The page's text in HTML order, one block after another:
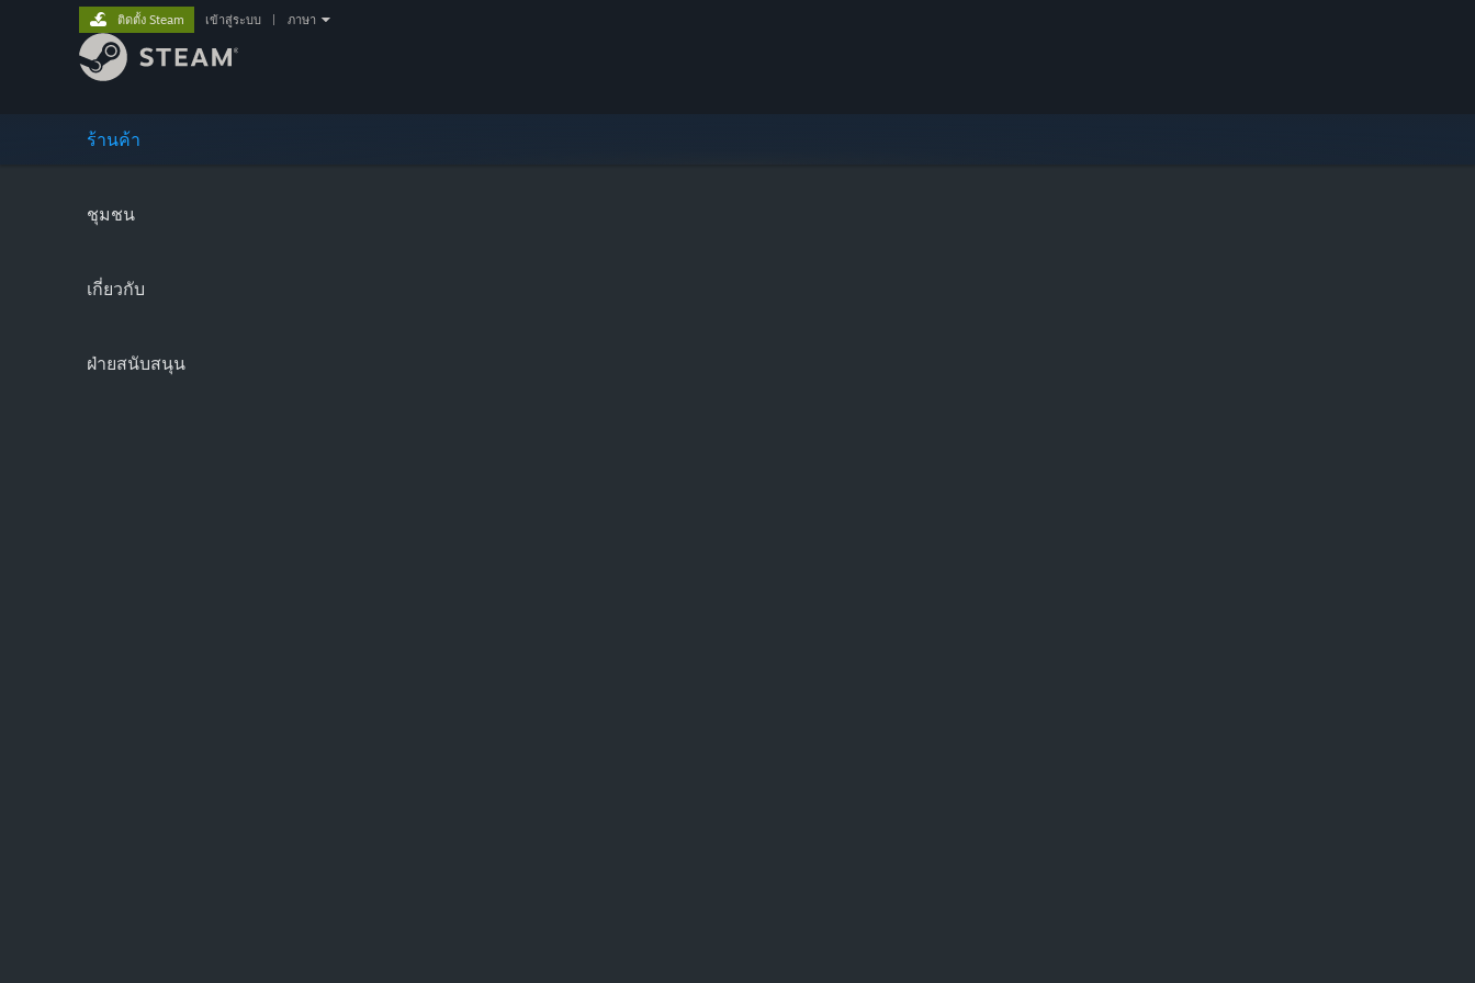
ร้านค้า
ชุมชน
เกี่ยวกับ
ฝ่ายสนับสนุน
ติดตั้ง Steam เข้าสู่ระบบ ภาษา